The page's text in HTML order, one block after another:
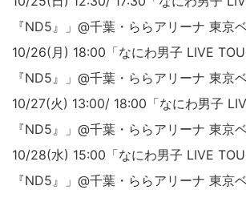
『ND5』」@千葉・ららアリーナ 東京
10/26(月) 18:00「なにわ男子 LIVE
『ND5』」@千葉・ららアリーナ 東京
10/27(火) 13:00/ 18:00「なにわ男子
『ND5』」@千葉・ららアリーナ 東京
10/28(水) 15:00「なにわ男子 LIVE
『ND5』」@千葉・ららアリーナ 東京